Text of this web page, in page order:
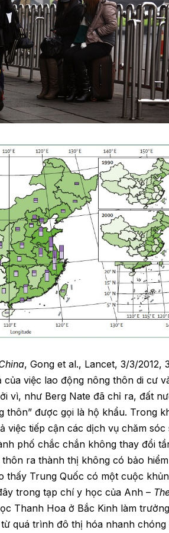
, Gong et al., Lancet, 3/3/2012,
của việc lao động nông thôn di cư
vì, như Berg Nate đã chỉ ra, đất
thôn” được gọi là hộ khẩu. Trong
việc tiếp cận các dịch vụ chăm
phố chắc chắn không thay đổi
ra thành thị không có bảo
thấy Trung Quốc có một cuộc
trong tạp chí y học của Anh –
Thanh Hoa ở Bắc Kinh làm
quá trình đô thị hóa nhanh